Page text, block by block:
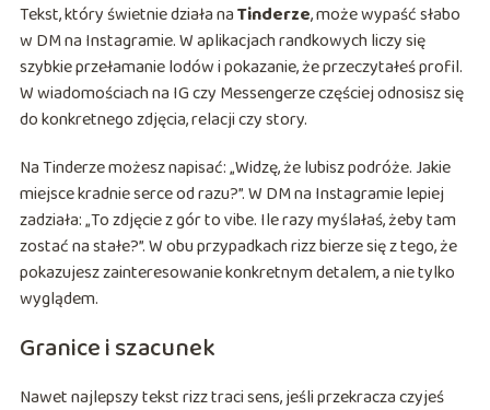
Tekst, który świetnie działa naTinderze, może wypaść słabo
w DM na Instagramie. W aplikacjach randkowych liczy się
szybkie przełamanie lodów i pokazanie, że przeczytałeś profil.
W wiadomościach na IG czy Messengerze częściej odnosisz się
do konkretnego zdjęcia, relacji czy story.
Na Tinderze możesz napisać: „Widzę, że lubisz podróże. Jakie
miejsce kradnie serce od razu?”. W DM na Instagramie lepiej
zadziała: „To zdjęcie z gór to vibe. Ile razy myślałaś, żeby tam
zostać na stałe?”. W obu przypadkach rizz bierze się z tego, że
pokazujesz zainteresowanie konkretnym detalem, a nie tylko
wyglądem.
Granice i szacunek
Nawet najlepszy tekst rizz traci sens, jeśli przekracza czyjeś